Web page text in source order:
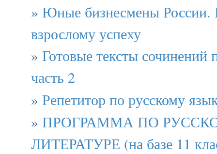
» Юные бизнесмены России.
взрослому успеху
» Готовые тексты сочинений
часть 2
» Репетитор по русскому
» ПРОГРАММА ПО
ЛИТЕРАТУРЕ (на базе 11